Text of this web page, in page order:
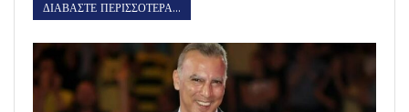
ΔΙΑΒΑΣΤΕ ΠΕΡΙΣΣΟΤΕΡΑ...